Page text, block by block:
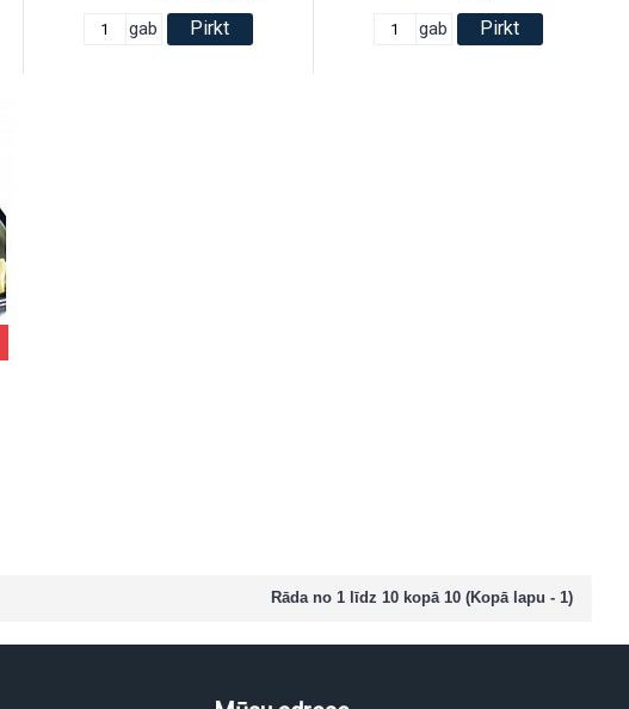
gab Pirkt gab Pirkt
Rāda no 1 līdz 10 kopā 10 (Kopā lapu - 1)